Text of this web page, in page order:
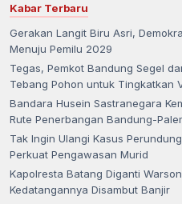
Kabar Terbaru
Gerakan Langit Biru Asri,
Menuju Pemilu 2029
Tegas, Pemkot Bandung Segel
Tebang Pohon untuk Tingkatkan
Bandara Husein Sastranegara
Rute Penerbangan Bandung-
Tak Ingin Ulangi Kasus
Perkuat Pengawasan Murid
Kapolresta Batang Diganti
Kedatangannya Disambut Banjir